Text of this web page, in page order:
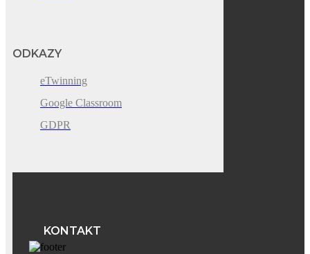
ODKAZY
eTwinning
Google Classroom
GDPR
KONTAKT